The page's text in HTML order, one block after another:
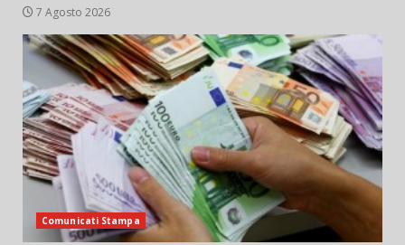
7 Agosto 2026
Comunicati Stampa